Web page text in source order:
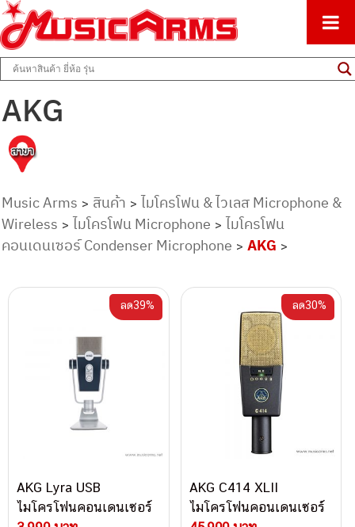
Music Arms
ศูนย์รวมครื่องดนตรีทุกชนิด ตั้งแต่เริ่มต้นถึงมืออาชีพ
AKG
Music Arms > สินค้า > ไมโครโฟน & ไวเลส Microphone &
Wireless > ไมโครโฟน Microphone > ไมโครโฟน
คอนเดนเซอร์ Condenser Microphone > AKG >
AKG Lyra USB
ไมโครโฟนคอนเดนเซอร์
ลด39%
AKG C414 XLII
ไมโครโฟนคอนเดนเซอร์
ลด30%